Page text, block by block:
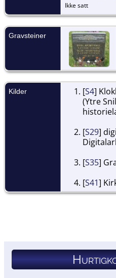
Ikke satt
Gravsteiner
Kilder [S4]
(Ytre
[S29]
[S35]
[S41]